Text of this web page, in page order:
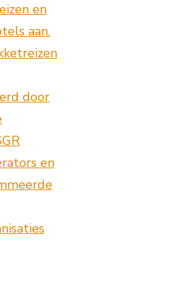
en
aan.
door
en